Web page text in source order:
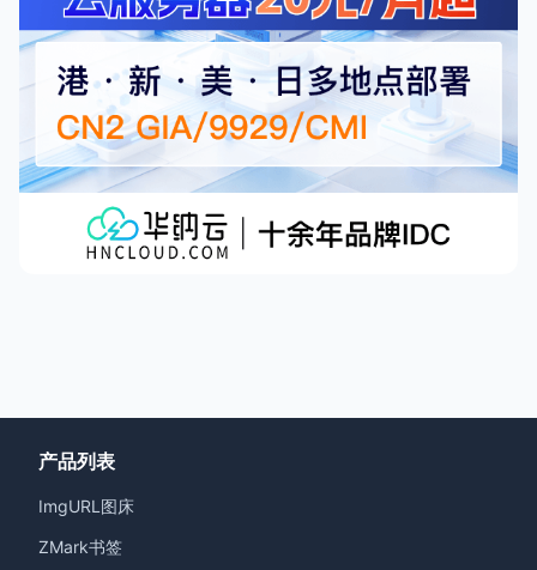
产品列表
ImgURL图床
ZMark书签